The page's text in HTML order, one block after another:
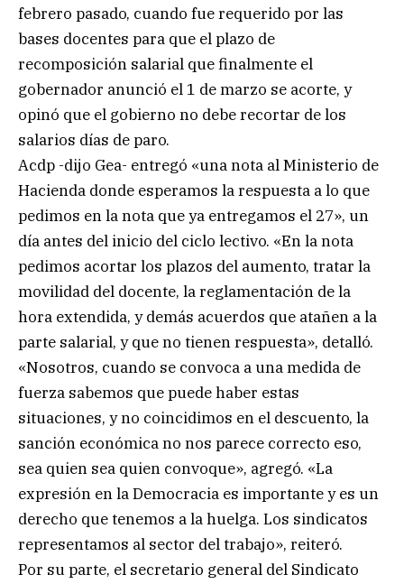
febrero pasado, cuando fue requerido por las
bases docentes para que el plazo de
recomposición salarial que finalmente el
gobernador anunció el 1 de marzo se acorte, y
opinó que el gobierno no debe recortar de los
salarios días de paro.
Acdp -dijo Gea- entregó «una nota al Ministerio de
Hacienda donde esperamos la respuesta a lo que
pedimos en la nota que ya entregamos el 27», un
día antes del inicio del ciclo lectivo. «En la nota
pedimos acortar los plazos del aumento, tratar la
movilidad del docente, la reglamentación de la
hora extendida, y demás acuerdos que atañen a la
parte salarial, y que no tienen respuesta», detalló.
«Nosotros, cuando se convoca a una medida de
fuerza sabemos que puede haber estas
situaciones, y no coincidimos en el descuento, la
sanción económica no nos parece correcto eso,
sea quien sea quien convoque», agregó. «La
expresión en la Democracia es importante y es un
derecho que tenemos a la huelga. Los sindicatos
representamos al sector del trabajo», reiteró.
Por su parte, el secretario general del Sindicato